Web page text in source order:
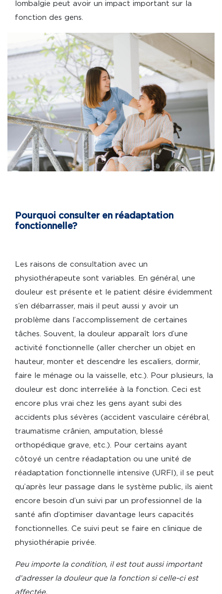
lombalgie peut avoir un impact important sur la
fonction des gens.
Pourquoi consulter en réadaptation
fonctionnelle?
Les raisons de consultation avec un
physiothérapeute sont variables. En général, une
douleur est présente et le patient désire évidemment
s’en débarrasser, mais il peut aussi y avoir un
problème dans l’accomplissement de certaines
tâches. Souvent, la douleur apparaît lors d’une
activité fonctionnelle (aller chercher un objet en
hauteur, monter et descendre les escaliers, dormir,
faire le ménage ou la vaisselle, etc.). Pour plusieurs, la
douleur est donc interreliée à la fonction. Ceci est
encore plus vrai chez les gens ayant subi des
accidents plus sévères (accident vasculaire cérébral,
traumatisme crânien, amputation, blessé
orthopédique grave, etc.). Pour certains ayant
côtoyé un centre réadaptation ou une unité de
réadaptation fonctionnelle intensive (URFI), il se peut
qu’après leur passage dans le système public, ils aient
encore besoin d’un suivi par un professionnel de la
santé afin d’optimiser davantage leurs capacités
fonctionnelles. Ce suivi peut se faire en clinique de
physiothérapie privée.
Peu importe la condition, il est tout aussi important
d’adresser la douleur que la fonction si celle-ci est
affectée.